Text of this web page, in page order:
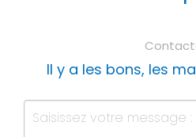
Il y a les bons, les